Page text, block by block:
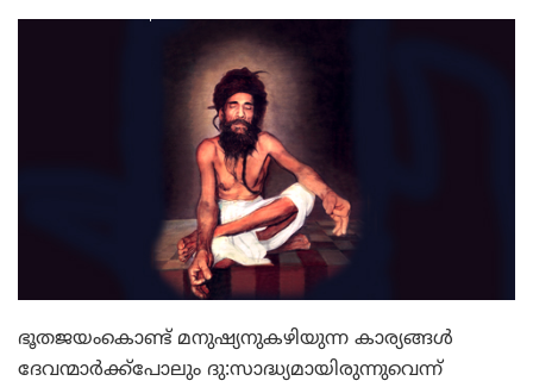
ഭൂതജയംകൊണ്ട് മനുഷ്യനുകഴിയുന്ന കാര്യങ്ങള്‍
ദേവന്മാര്‍ക്ക്‌പോലും ദു:സാദ്ധ്യമായിരുന്നുവെന്ന്